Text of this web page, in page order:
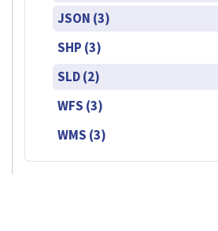
JSON (3)
SHP (3)
SLD (2)
WFS (3)
WMS (3)